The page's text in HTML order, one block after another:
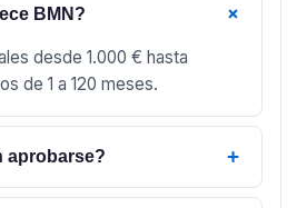
BMN? +
desde 1.000 € hasta
de 1 a 120 meses.
aprobarse? +